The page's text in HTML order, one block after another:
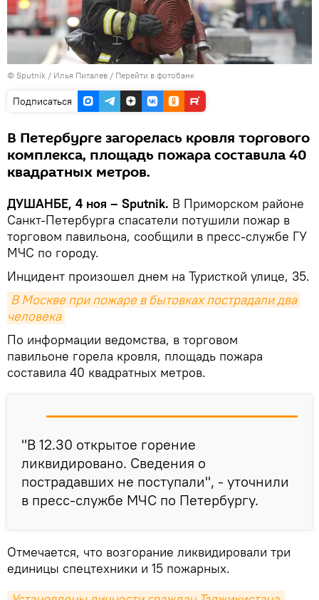
© Sputnik / Илья Питалев / Перейти в фотобанк
Подписаться
В Петербурге загорелась кровля торгового
комплекса, площадь пожара составила 40
квадратных метров.
ДУШАНБЕ, 4 ноя – Sputnik. В Приморском районе
Санкт-Петербурга спасатели потушили пожар в
торговом павильона, сообщили в пресс-службе ГУ
МЧС по городу.
Инцидент произошел днем на Туристкой улице, 35.
В Москве при пожаре в бытовках пострадали два
человека
По информации ведомства, в торговом
павильоне горела кровля, площадь пожара
составила 40 квадратных метров.
"В 12.30 открытое горение
ликвидировано. Сведения о
пострадавших не поступали", - уточнили
в пресс-службе МЧС по Петербургу.
Отмечается, что возгорание ликвидировали три
единицы спецтехники и 15 пожарных.